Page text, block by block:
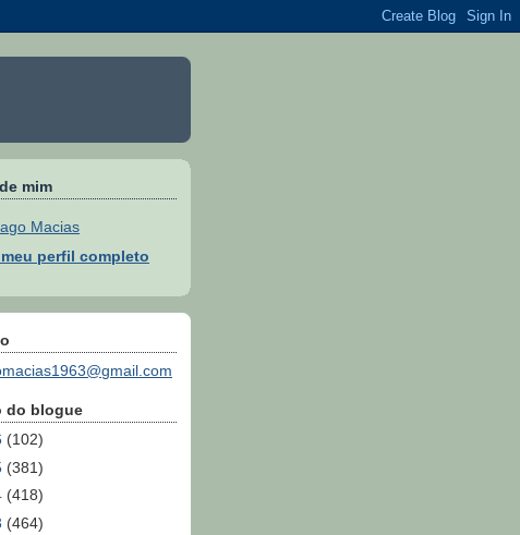
mim
Macias
meu perfil completo
do blogue
(102)
(381)
(418)
(464)